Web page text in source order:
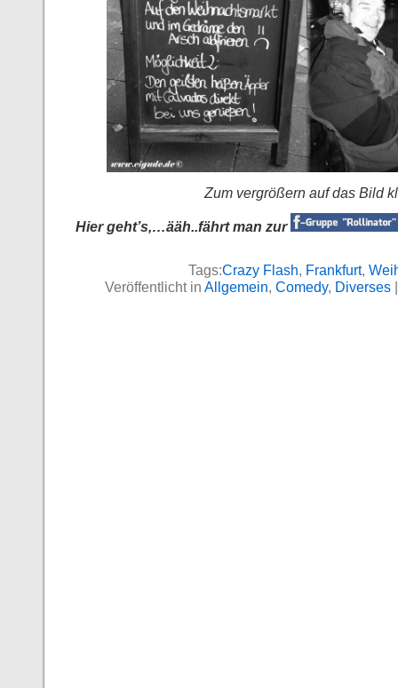
Zum vergrößern auf das Bild
Hier geht’s,…ääh..fährt man zur
Tags:Crazy Flash, Frankfurt,
Veröffentlicht in Allgemein, Comedy, Diverses